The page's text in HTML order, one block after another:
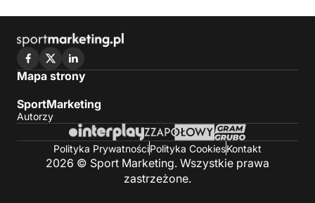
Mapa strony
SportMarketing
Autorzy
Polityka PrywatnościPolityka CookiesKontakt
2026 © Sport Marketing. Wszystkie prawa
zastrzeżone.